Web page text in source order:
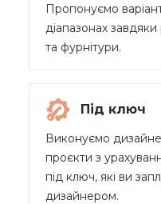
Пропонуємо
діапазонах завдяки
та фурнітури.
Під ключ
Виконуємо
проєкти з
під ключ, які ви
дизайнером.